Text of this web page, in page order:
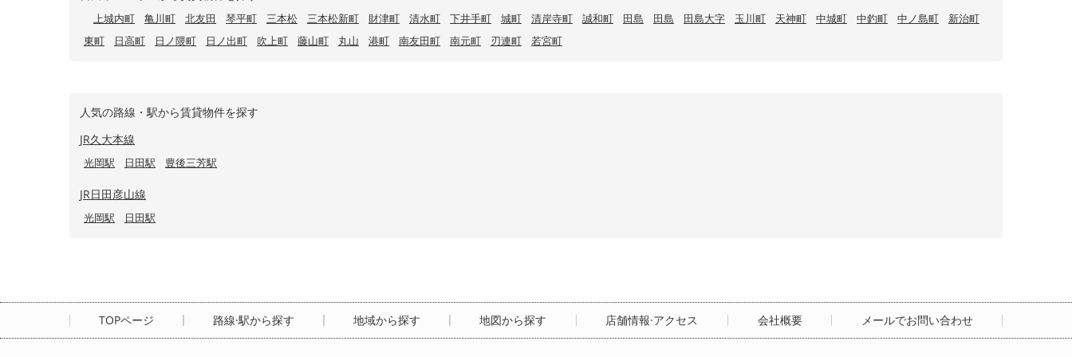
上城内町 亀川町 北友田 琴平町 三本松 三本松新町 財津町 清水町 下井手町 城町 清岸寺町 誠和町 田島 田島 田島大字 玉川町 天神町 中城町 中釣町 中ノ島町
新治町
東町
日高町 日ノ隈町 日ノ出町 吹上町 藤山町 丸山 港町 南友田町 南元町 刃連町 若宮町
人気の路線・駅から賃貸物件を探す
JR久大本線
光岡駅 日田駅 豊後三芳駅
JR日田彦山線
光岡駅 日田駅
TOPページ 路線·駅から探す 地域から探す 地図から探す 店舗情報·アクセス 会社概要 メールでお問い合わせ